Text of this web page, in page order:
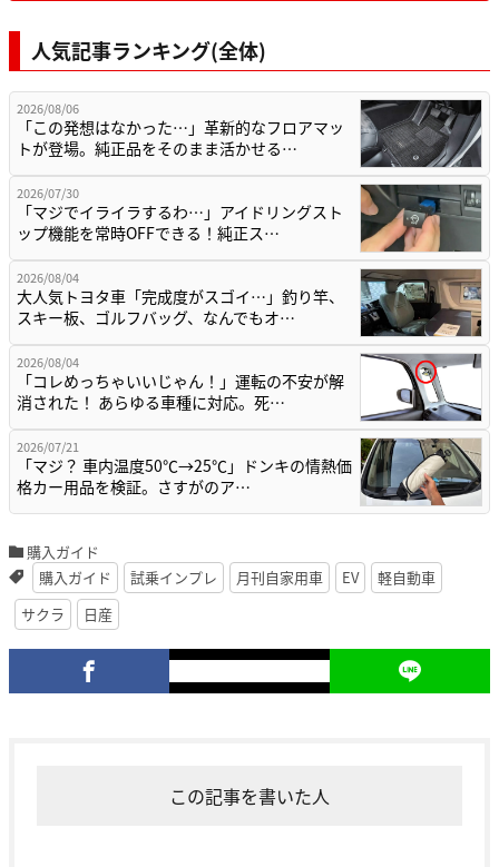
人気記事ランキング(全体)
2026/08/06
「この発想はなかった…」革新的なフロアマッ
トが登場。純正品をそのまま活かせる…
2026/07/30
「マジでイライラするわ…」アイドリングスト
ップ機能を常時OFFできる！純正ス…
2026/08/04
大人気トヨタ車「完成度がスゴイ…」釣り竿、
スキー板、ゴルフバッグ、なんでもオ…
2026/08/04
「コレめっちゃいいじゃん！」運転の不安が解
消された！ あらゆる車種に対応。死…
2026/07/21
「マジ？ 車内温度50℃→25℃」ドンキの情熱価
格カー用品を検証。さすがのア…
購入ガイド
購入ガイド
試乗インプレ 月刊自家用車 EV
軽自動車
サクラ
日産
この記事を書いた人